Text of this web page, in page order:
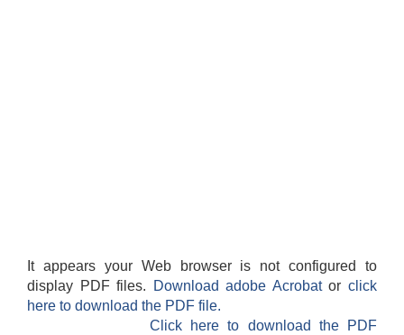
It appears your Web browser is not configured to
display PDF files.
Download adobe Acrobatorclick
here to download the PDF file.
Click here to download the PDF